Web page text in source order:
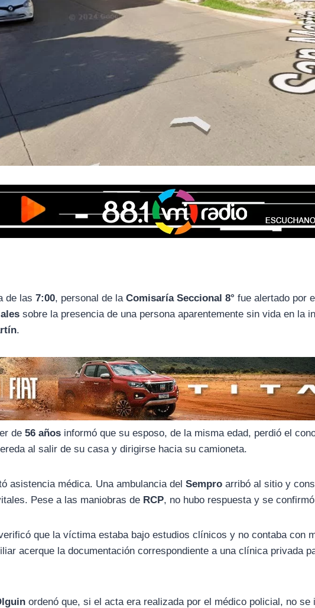
s
p
p
de las7:00, personal de laComisaría Seccional 8° fue alertado por
sobre la presencia de una persona aparentemente sin vida en la
.
de56 años informó que su esposo, de la misma edad, perdió el
al salir de su casa y dirigirse hacia su camioneta.
asistencia médica. Una ambulancia delSempro arribó al sitio y
Pese a las maniobras de RCP, no hubo respuesta y se
que la víctima estaba bajo estudios clínicos y no contaba con
acerque la documentación correspondiente a una clínica privada
ordenó que, si el acta era realizada por el médico policial, no se